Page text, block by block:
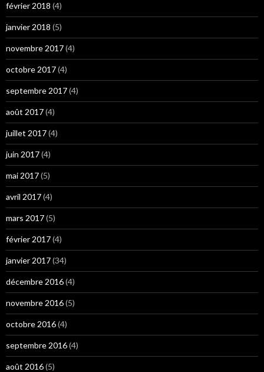
février 2018 (4)
janvier 2018 (5)
novembre 2017(4)
octobre 2017(4)
septembre 2017(4)
août 2017(4)
juillet 2017(4)
juin 2017(4)
mai 2017(5)
avril 2017(4)
mars 2017(5)
février 2017(4)
janvier 2017(34)
décembre 2016(4)
novembre 2016(5)
octobre 2016(4)
septembre 2016(4)
août 2016(5)